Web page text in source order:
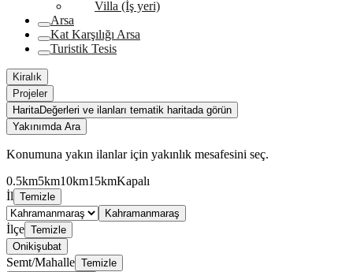
Villa (İş yeri)
Arsa
Kat Karşılığı Arsa
Turistik Tesis
Kiralık
Projeler
HaritaDeğerleri ve ilanları tematik haritada görün
Yakınımda Ara
Konumuna yakın ilanlar için yakınlık mesafesini seç.
0.5km5km10km15kmKapalı
İl Temizle
Kahramanmaraş
İlçe Temizle
Onikişubat
Semt/Mahalle Temizle